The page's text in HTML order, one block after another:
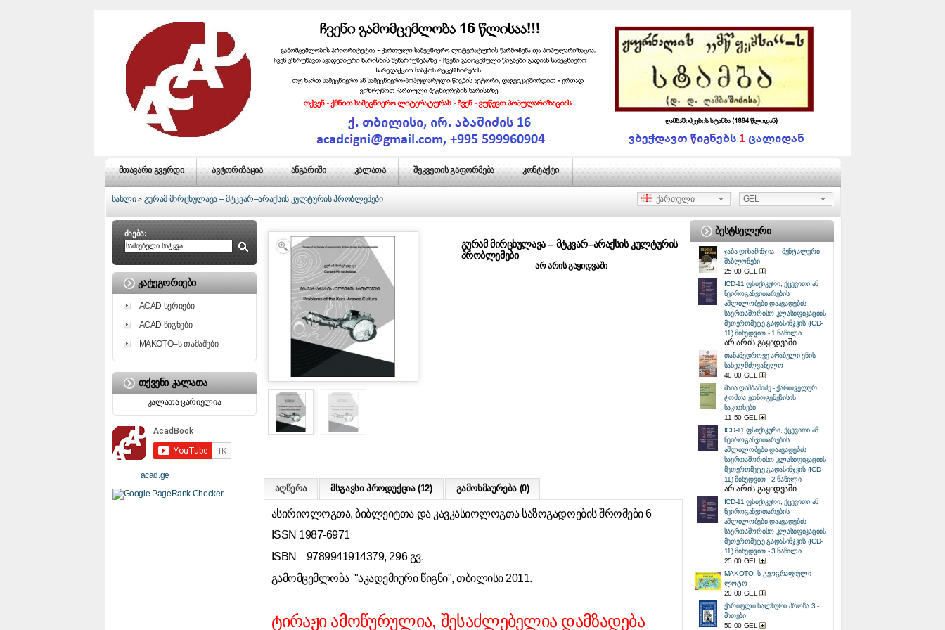
მთავარი გვერდი ავტორიზაცია ანგარიში კალათა შეკვეთის გაფორმება კონტაქტი
სახლი> გურამ მირცხულავა – მტკვარ–არაქსის კულტურის პრობლემები ქართული GEL
ძიება:
ᲙᲐᲢᲔᲒᲝᲠᲘᲔᲑᲘ
ACAD სერიები
ACAD წიგნები
MAKOTO–ს თამაშები
ᲗᲥᲕᲔᲜᲘ ᲙᲐᲚᲐᲗᲐ
კალათა ცარიელია
acad.ge
ᲑᲔᲡᲢᲡᲔᲚᲔᲠᲘ
ჯაბა დიხამინჯია – მენტალური
შაბლონები
25.00 GEL
ICD-11 ფსიქიკური, ქცევითი ან
ნეიროგანვითარების
აშლილობები დაავადების
საერთაშორისო კლასიფიკაციის
მეთერთმეტე გადასინჯვის (ICD-
11) მიხედვით - 1 ნაწილი
არ არის გაყიდვაში
თანამედროვე არაბული ენის
სახელმძღვანელო
40.00 GEL
მაია ღამბაშიძე - ქართველურ
ტომთა ეთნოგენეზისის
საკითხები
11.50 GEL
ICD-11 ფსიქიკური, ქცევითი ან
ნეიროგანვითარების
აშლილობები დაავადების
საერთაშორისო კლასიფიკაციის
მეთერთმეტე გადასინჯვის (ICD-
11) მიხედვით - 2 ნაწილი
არ არის გაყიდვაში
ICD-11 ფსიქიკური, ქცევითი ან
ნეიროგანვითარების
აშლილობები დაავადების
საერთაშორისო კლასიფიკაციის
მეთერთმეტე გადასინჯვის (ICD-
11) მიხედვით - 3 ნაწილი
25.00 GEL
MAKOTO–ს გეოგრაფიული
ლოტო
20.00 GEL
ქართული ხალხური პროზა 3 -
მითები
50.00 GEL
ᲒᲣᲠᲐᲛ ᲛᲘᲠᲪᲮᲣᲚᲐᲕᲐ – ᲛᲢᲙᲕᲐᲠ–ᲐᲠᲐᲥᲡᲘᲡ ᲙᲣᲚᲢᲣᲠᲘᲡ
ᲞᲠᲝᲑᲚᲔᲛᲔᲑᲘ
არ არის გაყიდვაში
აღწერა მსგავსი პროდუქცია (12) გამოხმაურება (0)
ასირიოლოგთა,ბიბლეიტთა და კავკასიოლოგთა საზოგადოებისშრომები 6
ISSN 1987-6971
ISBN 9789941914379, 296 გვ.
გამომცემლობა "აკადემიური წიგნი", თბილისი 2011.
ტირაჟი ამოწურულია, შესაძლებელია დამზადება